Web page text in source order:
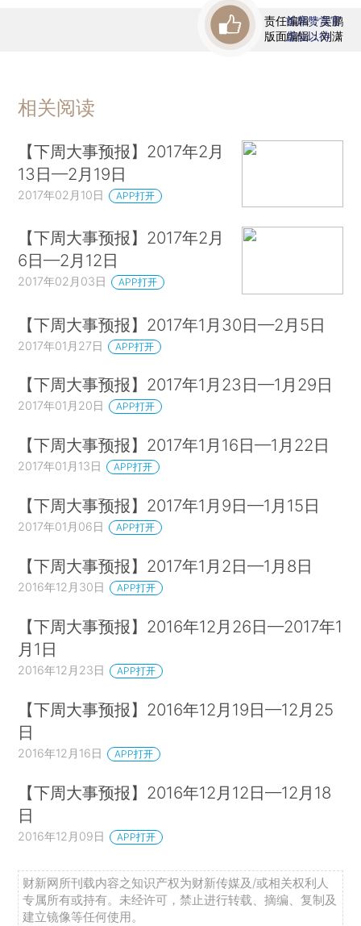
责任编辑：吴鹏
版面编辑：刘潇
首席赞赏官
虚位以待
相关阅读
【下周大事预报】2017年2月
13日—2月19日
2017年02月10日 APP打开
【下周大事预报】2017年2月
6日—2月12日
2017年02月03日 APP打开
【下周大事预报】2017年1月30日—2月5日
2017年01月27日 APP打开
【下周大事预报】2017年1月23日—1月29日
2017年01月20日 APP打开
【下周大事预报】2017年1月16日—1月22日
2017年01月13日 APP打开
【下周大事预报】2017年1月9日—1月15日
2017年01月06日 APP打开
【下周大事预报】2017年1月2日—1月8日
2016年12月30日 APP打开
【下周大事预报】2016年12月26日—2017年1
月1日
2016年12月23日 APP打开
【下周大事预报】2016年12月19日—12月25
日
2016年12月16日 APP打开
【下周大事预报】2016年12月12日—12月18
日
2016年12月09日 APP打开
财新网所刊载内容之知识产权为财新传媒及/或相关权利人
专属所有或持有。未经许可，禁止进行转载、摘编、复制及
建立镜像等任何使用。